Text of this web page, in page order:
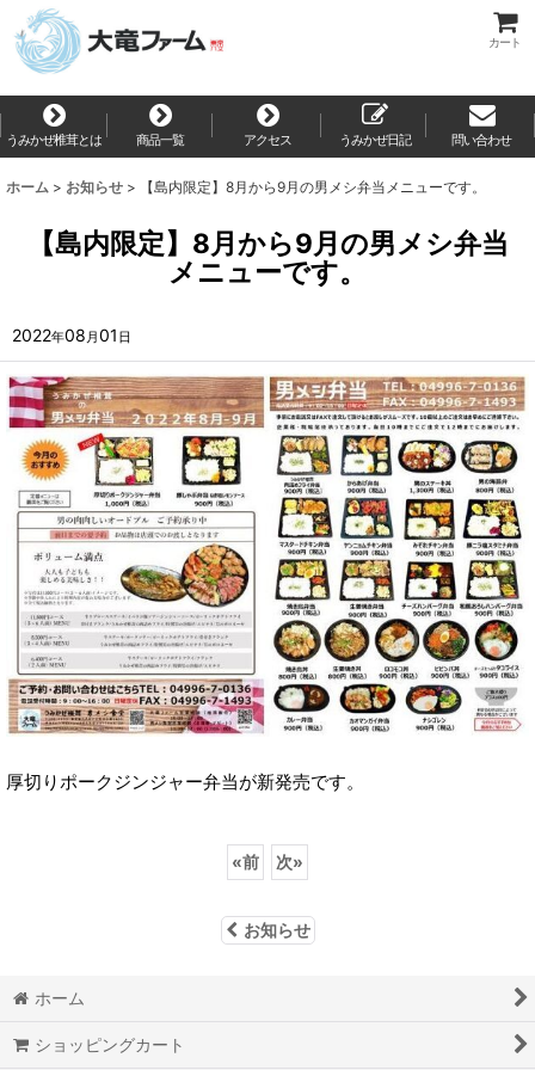
カート
うみかぜ椎茸とは 商品一覧 アクセス うみかぜ日記 問い合わせ
ホーム > お知らせ > 【島内限定】8月から9月の男メシ弁当メニューです。
【島内限定】8月から9月の男メシ弁当
メニューです。
2022年08 月01 日
厚切りポークジンジャー弁当が新発売です。
«前 次»
お知らせ
ホーム
ショッピングカート